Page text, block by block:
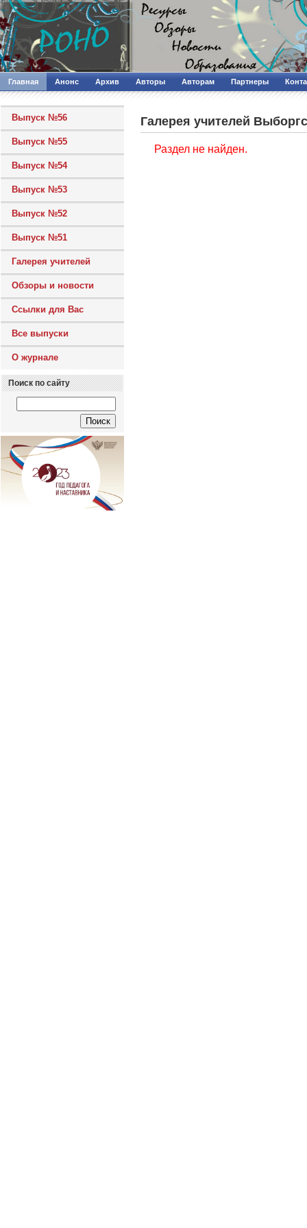
Главная Анонс Архив Авторы Авторам Партнеры
Выпуск №56
Выпуск №55
Выпуск №54
Выпуск №53
Выпуск №52
Выпуск №51
Галерея учителей
Обзоры и новости
Ссылки для Вас
Все выпуски
О журнале
Поиск по сайту
Галерея учителей
Раздел не найден.